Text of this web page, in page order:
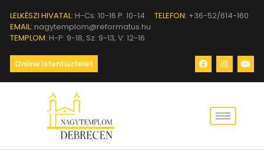
LELKÉSZI HIVATAL: H-Cs: 10-16 P: 10-14 TELEFON: +36-52/614-160
EMAIL: nagytemplom@reformatus.hu
TEMPLOM: H-P: 9-18, Sz: 9-13, V: 12-16
Online Istentisztelet